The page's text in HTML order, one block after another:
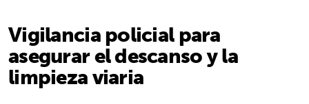
Vigilancia policial para
asegurar el descanso y la
limpieza viaria